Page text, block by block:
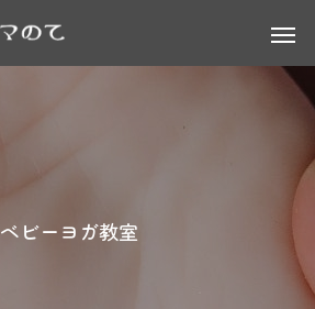
ベビーヨガ教室